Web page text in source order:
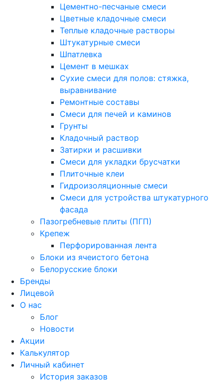
Цементно-песчаные смеси
Цветные кладочные смеси
Теплые кладочные растворы
Штукатурные смеси
Шпатлевка
Цемент в мешках
Сухие смеси для полов: стяжка,
выравнивание
Ремонтные составы
Смеси для печей и каминов
Грунты
Кладочный раствор
Затирки и расшивки
Смеси для укладки брусчатки
Плиточные клеи
Гидроизоляционные смеси
Смеси для устройства штукатурного
фасада
Пазогребневые плиты (ПГП)
Крепеж
Перфорированная лента
Блоки из ячеистого бетона
Белорусские блоки
Бренды
Лицевой
О нас
Блог
Новости
Акции
Калькулятор
Личный кабинет
История заказов